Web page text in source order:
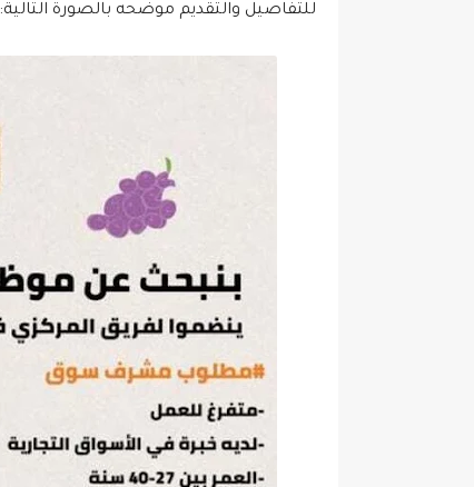
للتفاصيل والتقديم موضحه بالصورة التالية: